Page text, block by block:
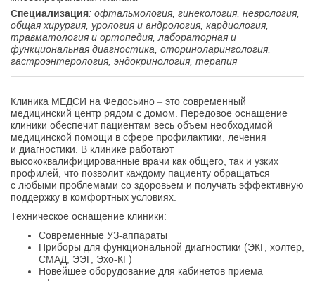
Специализация: офтальмология, гинекология, неврология,
общая хирургия, урология и андрология, кардиология,
травматология и ортопедия, лабораторная и
функциональная диагностика, оториноларингология,
гастроэнтерология, эндокринология, терапия
Клиника МЕДСИ на Федосьино – это современный
медицинский центр рядом с домом. Передовое оснащение
клиники обеспечит пациентам весь объем необходимой
медицинской помощи в сфере профилактики, лечения
и диагностики. В клинике работают
высококвалифицированные врачи как общего, так и узких
профилей, что позволит каждому пациенту обращаться
с любыми проблемами со здоровьем и получать эффективную
поддержку в комфортных условиях.
Техническое оснащение клиники:
Современные УЗ-аппараты
Приборы для функциональной диагностики (ЭКГ, холтер,
СМАД, ЭЭГ, Эхо-КГ)
Новейшее оборудование для кабинетов приема